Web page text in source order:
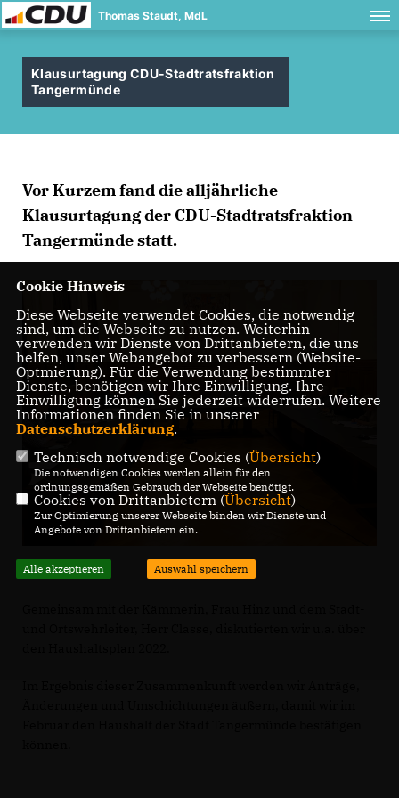
Thomas Staudt, MdL
Klausurtagung CDU-Stadtratsfraktion
Tangermünde
Vor Kurzem fand die alljährliche
Klausurtagung der CDU-Stadtratsfraktion
Tangermünde statt.
Cookie Hinweis
Diese Webseite verwendet Cookies, die notwendig
sind, um die Webseite zu nutzen. Weiterhin
verwenden wir Dienste von Drittanbietern, die uns
helfen, unser Webangebot zu verbessern (Website-
Optmierung). Für die Verwendung bestimmter
Dienste, benötigen wir Ihre Einwilligung. Ihre
Einwilligung können Sie jederzeit widerrufen. Weitere
Informationen finden Sie in unserer
Datenschutzerklärung.
Technisch notwendige Cookies (Übersicht)
Die notwendigen Cookies werden allein für den
ordnungsgemäßen Gebrauch der Webseite benötigt.
Cookies von Drittanbietern (Übersicht)
Zur Optimierung unserer Webseite binden wir Dienste und
Angebote von Drittanbietern ein.
Alle akzeptieren Auswahl speichern